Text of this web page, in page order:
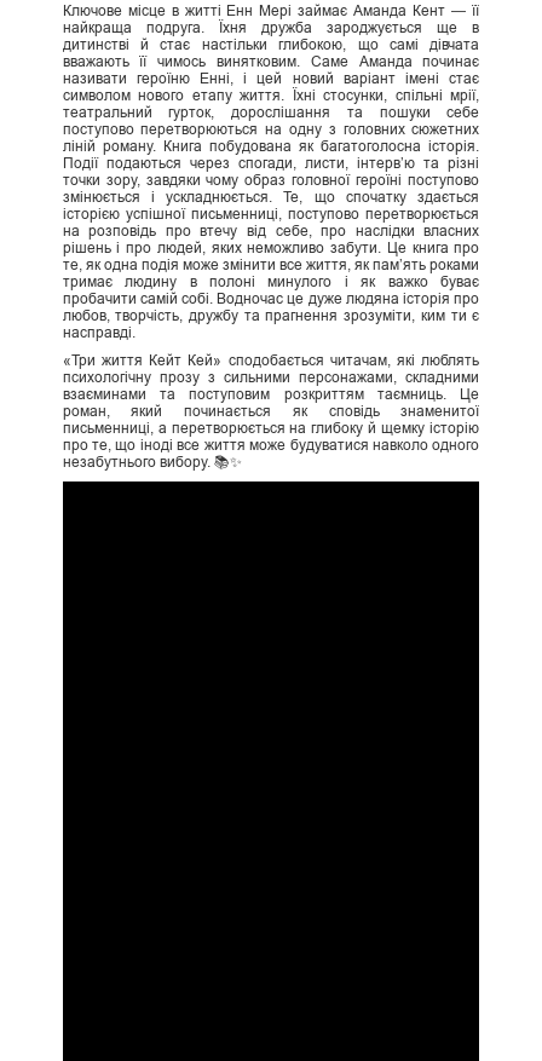
Ключове місце в житті Енн Мері займає Аманда Кент — її
найкраща подруга. Їхня дружба зароджується ще в
дитинстві й стає настільки глибокою, що самі дівчата
вважають її чимось винятковим. Саме Аманда починає
називати героїню Енні, і цей новий варіант імені стає
символом нового етапу життя. Їхні стосунки, спільні мрії,
театральний гурток, дорослішання та пошуки себе
поступово перетворюються на одну з головних сюжетних
ліній роману. Книга побудована як багатоголосна історія.
Події подаються через спогади, листи, інтерв’ю та різні
точки зору, завдяки чому образ головної героїні поступово
змінюється і ускладнюється. Те, що спочатку здається
історією успішної письменниці, поступово перетворюється
на розповідь про втечу від себе, про наслідки власних
рішень і про людей, яких неможливо забути. Це книга про
те, як одна подія може змінити все життя, як пам’ять роками
тримає людину в полоні минулого і як важко буває
пробачити самій собі. Водночас це дуже людяна історія про
любов, творчість, дружбу та прагнення зрозуміти, ким ти є
насправді.
«Три життя Кейт Кей» сподобається читачам, які люблять
психологічну прозу з сильними персонажами, складними
взаєминами та поступовим розкриттям таємниць. Це
роман, який починається як сповідь знаменитої
письменниці, а перетворюється на глибоку й щемку історію
про те, що іноді все життя може будуватися навколо одного
незабутнього вибору. 📚✨